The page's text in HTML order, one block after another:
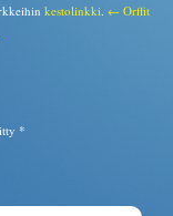
kestolinkki ← Orffit
*